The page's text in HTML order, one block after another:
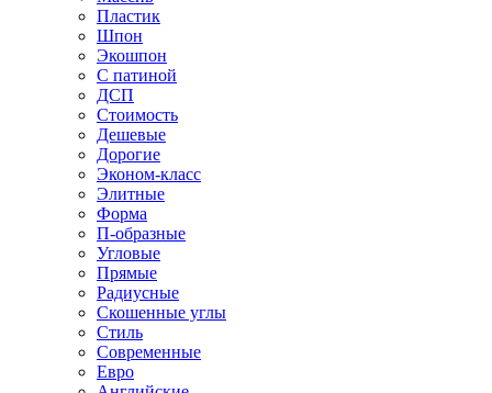
Пластик
Шпон
Экошпон
С патиной
ДСП
Стоимость
Дешевые
Дорогие
Эконом-класс
Элитные
Форма
П-образные
Угловые
Прямые
Радиусные
Скошенные углы
Стиль
Современные
Евро